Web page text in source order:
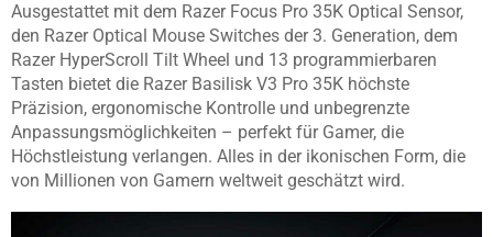
Ausgestattet mit dem Razer Focus Pro 35K Optical Sensor,
den Razer Optical Mouse Switches der 3. Generation, dem
Razer HyperScroll Tilt Wheel und 13 programmierbaren
Tasten bietet die Razer Basilisk V3 Pro 35K höchste
Präzision, ergonomische Kontrolle und unbegrenzte
Anpassungsmöglichkeiten – perfekt für Gamer, die
Höchstleistung verlangen. Alles in der ikonischen Form, die
von Millionen von Gamern weltweit geschätzt wird.